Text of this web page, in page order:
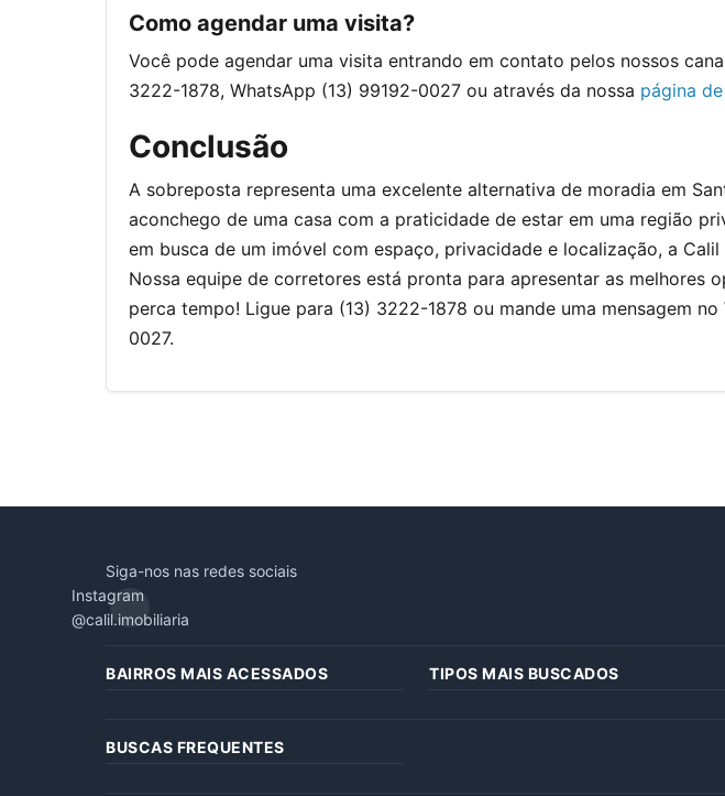
Como agendar uma visita?
Você pode agendar uma visita entrando em contato pelos nossos
3222-1878, WhatsApp (13) 99192-0027 ou através da nossa página
Conclusão
A sobreposta representa uma excelente alternativa de moradia em
aconchego de uma casa com a praticidade de estar em uma região
em busca de um imóvel com espaço, privacidade e localização, a Calil
Nossa equipe de corretores está pronta para apresentar as melhores
perca tempo! Ligue para (13) 3222-1878 ou mande uma mensagem
0027.
Siga-nos nas redes sociais
Instagram
@calil.imobiliaria
BAIRROS MAIS ACESSADOS TIPOS MAIS BUSCADOS
BUSCAS FREQUENTES